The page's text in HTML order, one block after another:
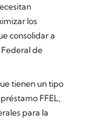
los
consolidar a
de
tienen un tipo
FFEL,
para la